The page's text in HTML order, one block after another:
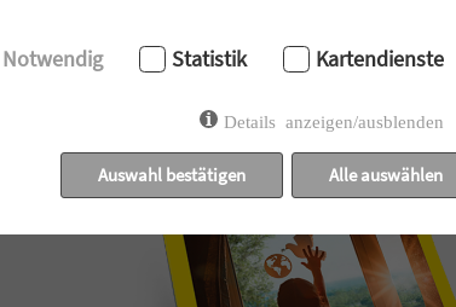
Notwendig Statistik Kartendienste
Details anzeigen/ausblenden
Auswahl bestätigen Alle auswählen